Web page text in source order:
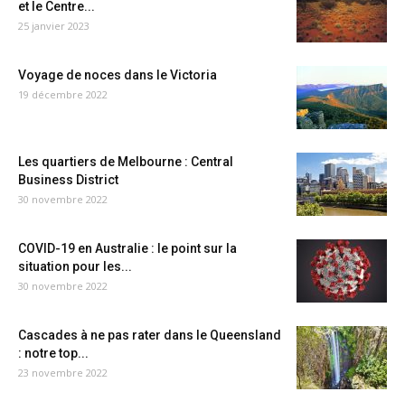
et le Centre...
25 janvier 2023
Voyage de noces dans le Victoria
19 décembre 2022
Les quartiers de Melbourne : Central
Business District
30 novembre 2022
COVID-19 en Australie : le point sur la
situation pour les...
30 novembre 2022
Cascades à ne pas rater dans le Queensland
: notre top...
23 novembre 2022